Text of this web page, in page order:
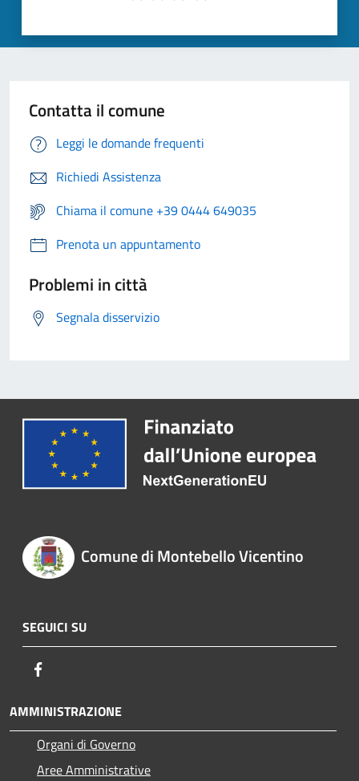
Contatta il comune
Leggi le domande frequenti
Richiedi Assistenza
Chiama il comune +39 0444 649035
Prenota un appuntamento
Problemi in città
Segnala disservizio
Comune di Montebello Vicentino
SEGUICI SU
AMMINISTRAZIONE
Organi di Governo
Aree Amministrative